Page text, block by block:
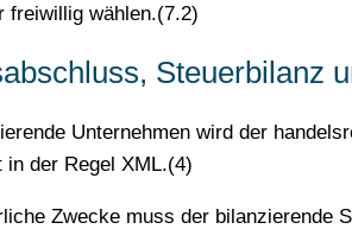
freiwillig wählen.(7.2)
Steuerbilanz
Unternehmen wird der
in der Regel XML.(4)
Zwecke muss der bilanzierende